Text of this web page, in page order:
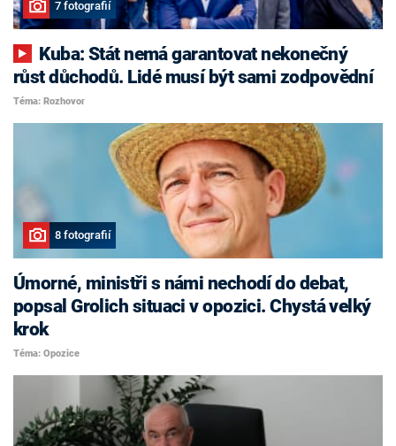
7 fotografií
růst důchodů. Lidé musí být sami zodpovědní
Téma: Rozhovor
8 fotografií
Úmorné, ministři s námi nechodí do debat,
popsal Grolich situaci v opozici. Chystá velký
krok
Téma: Opozice